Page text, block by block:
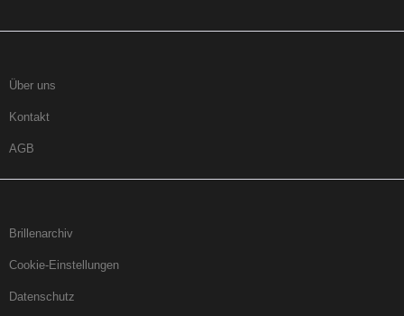
Über uns
Kontakt
AGB
Brillenarchiv
Cookie-Einstellungen
Datenschutz